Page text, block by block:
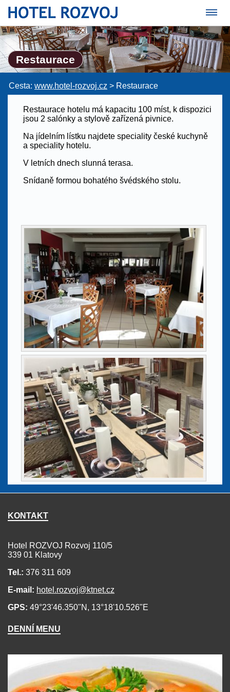
Restaurace
Cesta: www.hotel-rozvoj.cz > Restaurace
Restaurace hotelu má kapacitu 100 míst, k dispozici
jsou 2 salónky a stylově zařízená pivnice.
Na jídelním lístku najdete speciality české kuchyně
a speciality hotelu.
V letních dnech slunná terasa.
Snídaně formou bohatého švédského stolu.
KONTAKT
Hotel ROZVOJ Rozvoj 110/5
339 01 Klatovy
Tel.: 376 311 609
E-mail: hotel.rozvoj@ktnet.cz
GPS: 49°23'46.350"N, 13°18'10.526"E
DENNÍ MENU